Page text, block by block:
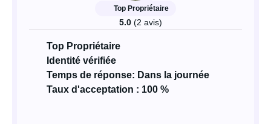
Top Propriétaire
5.0 (2 avis)
Top Propriétaire
Identité vérifiée
Temps de réponse: Dans la journée
Taux d'acceptation : 100 %